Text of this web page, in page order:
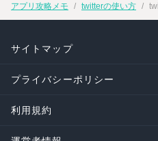
アプリ攻略メモ twitterの使い方
サイトマップ
プライバシーポリシー
利用規約